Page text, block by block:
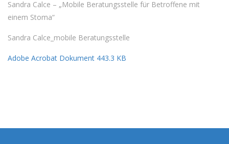
Sandra Calce – „Mobile Beratungsstelle für Betroffene mit
einem Stoma“
Sandra Calce_mobile Beratungsstelle
Adobe Acrobat Dokument 443.3 KB